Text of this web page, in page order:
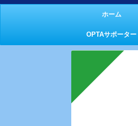
ホーム
OPTAサポーター